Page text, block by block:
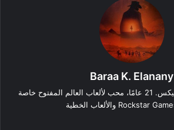
Baraa K. Elanany
محرر في موقع جيمز ميكس. 21 عامًا، محب لألعاب العالم المفتوح خاصة